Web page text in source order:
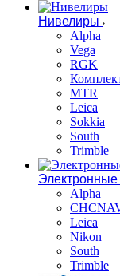
Нивелиры
Alpha
Vega
RGK
MTR
Leica
Sokkia
South
Trimble
Alpha
Leica
Nikon
South
Trimble